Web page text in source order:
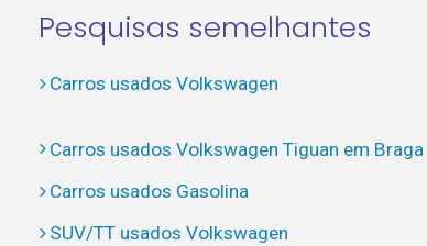
Pesquisas semelhantes
Carros usados Volkswagen
Carros usados Volkswagen Tiguan em Braga
Carros usados Gasolina
SUV/TT usados Volkswagen